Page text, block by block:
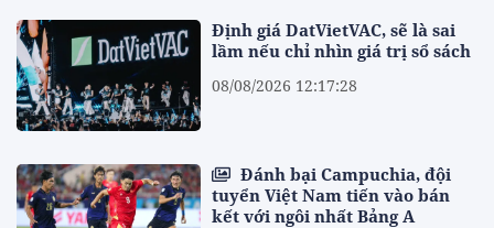
Định giá DatVietVAC, sẽ là sai
lầm nếu chỉ nhìn giá trị sổ sách
08/08/2026 12:17:28
Đánh bại Campuchia, đội
tuyển Việt Nam tiến vào bán
kết với ngôi nhất Bảng A